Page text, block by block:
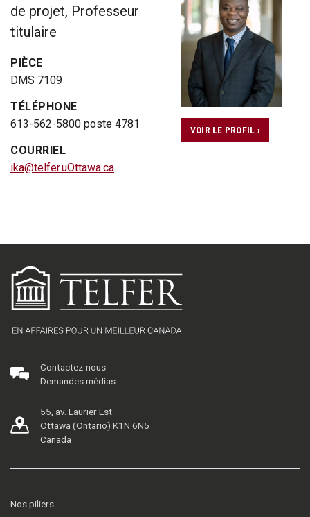
de projet, Professeur
titulaire
PIÈCE
DMS 7109
TÉLÉPHONE
613-562-5800 poste 4781
COURRIEL
ika@telfer.uOttawa.ca
VOIR LE PROFIL ›
Contactez-nous
Demandes médias
55, av. Laurier Est
Ottawa (Ontario) K1N 6N5
Canada
Nos piliers